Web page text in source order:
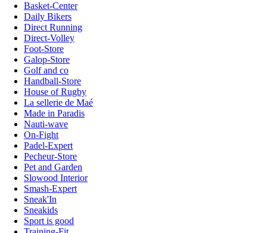
Basket-Center
Daily Bikers
Direct Running
Direct-Volley
Foot-Store
Galop-Store
Golf and co
Handball-Store
House of Rugby
La sellerie de Maé
Made in Paradis
Nauti-wave
On-Fight
Padel-Expert
Pecheur-Store
Pet and Garden
Slowood Interior
Smash-Expert
Sneak'In
Sneakids
Sport is good